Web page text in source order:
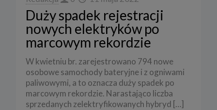
Duży spadek rejestracji
nowych elektryków po
marcowym rekordzie
W kwietniu br. zarejestrowano 794 nowe
osobowe samochody bateryjne i z ogniwami
paliwowymi, a to oznacza duży spadek po
marcowym rekordzie. Narastająco liczba
sprzedanych zelektryfikowanych hybryd […]